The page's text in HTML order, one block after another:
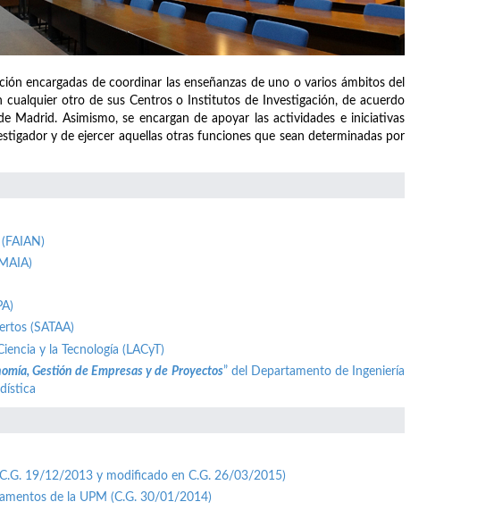
encargadas de coordinar las enseñanzas de uno o varios ámbitos del
cualquier otro de sus Centros o Institutos de Investigación, de acuerdo
Madrid. Asimismo, se encargan de apoyar las actividades e iniciativas
y de ejercer aquellas otras funciones que sean determinadas por
(SATAA)
y la Tecnología (LACyT)
Gestión de Empresas y de Proyectos” del Departamento de Ingeniería
19/12/2013 y modificado en C.G. 26/03/2015)
de la UPM (C.G. 30/01/2014)